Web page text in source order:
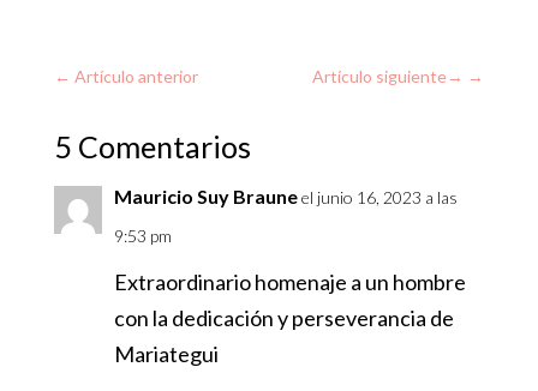
← Artículo anterior Artículo siguiente →
5 Comentarios
Mauricio Suy Brauneel junio 16, 2023 a las
9:53 pm
Extraordinario homenaje a un hombre
con la dedicación y perseverancia de
Mariategui